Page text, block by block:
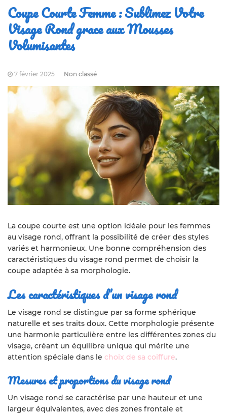
Coupe Courte Femme : Sublimez Votre
Visage Rond grace aux Mousses
Volumisantes
7 février 2025 Non classé
La coupe courte est une option idéale pour les femmes
au visage rond, offrant la possibilité de créer des styles
variés et harmonieux. Une bonne compréhension des
caractéristiques du visage rond permet de choisir la
coupe adaptée à sa morphologie.
Les caractéristiques d’un visage rond
Le visage rond se distingue par sa forme sphérique
naturelle et ses traits doux. Cette morphologie présente
une harmonie particulière entre les différentes zones du
visage, créant un équilibre unique qui mérite une
attention spéciale dans le choix de sa coiffure.
Mesures et proportions du visage rond
Un visage rond se caractérise par une hauteur et une
largeur équivalentes, avec des zones frontale et